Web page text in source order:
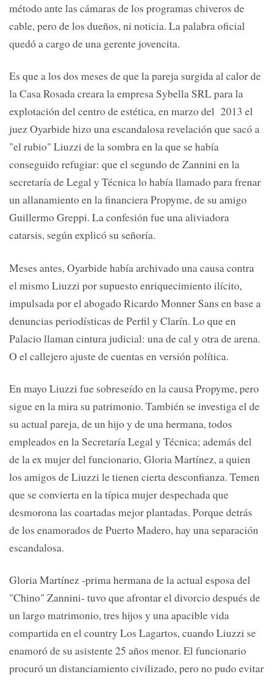
método ante las cámaras de los programas chiveros de
cable, pero de los dueños, ni noticia. La palabra oficial
quedó a cargo de una gerente jovencita.
Es que a los dos meses de que la pareja surgida al calor de
la Casa Rosada creara la empresa Sybella SRL para la
explotación del centro de estética, en marzo del 2013 el
juez Oyarbide hizo una escandalosa revelación que sacó a
"el rubio" Liuzzi de la sombra en la que se había
conseguido refugiar: que el segundo de Zannini en la
secretaría de Legal y Técnica lo había llamado para frenar
un allanamiento en la financiera Propyme, de su amigo
Guillermo Greppi. La confesión fue una aliviadora
catarsis, según explicó su señoría.
Meses antes, Oyarbide había archivado una causa contra
el mismo Liuzzi por supuesto enriquecimiento ilícito,
impulsada por el abogado Ricardo Monner Sans en base a
denuncias periodísticas de Perfil y Clarín. Lo que en
Palacio llaman cintura judicial: una de cal y otra de arena.
O el callejero ajuste de cuentas en versión política.
En mayo Liuzzi fue sobreseído en la causa Propyme, pero
sigue en la mira su patrimonio. También se investiga el de
su actual pareja, de un hijo y de una hermana, todos
empleados en la Secretaría Legal y Técnica; además del
de la ex mujer del funcionario, Gloria Martínez, a quien
los amigos de Liuzzi le tienen cierta desconfianza. Temen
que se convierta en la típica mujer despechada que
desmorona las coartadas mejor plantadas. Porque detrás
de los enamorados de Puerto Madero, hay una separación
escandalosa.
Gloria Martínez -prima hermana de la actual esposa del
"Chino" Zannini- tuvo que afrontar el divorcio después de
un largo matrimonio, tres hijos y una apacible vida
compartida en el country Los Lagartos, cuando Liuzzi se
enamoró de su asistente 25 años menor. El funcionario
procuró un distanciamiento civilizado, pero no pudo evitar